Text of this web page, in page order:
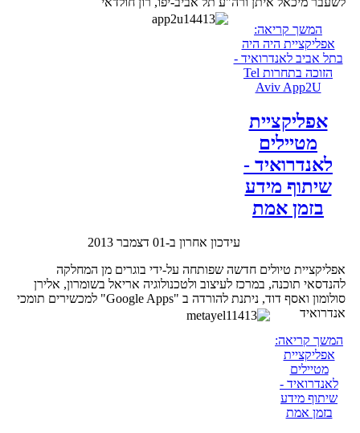
המשך קריאה:
אפליקציית היה היה
בתל אביב לאנדרואיד -
הזוכה בתחרות Tel
Aviv App2U
אפליקציית
מטיילים
לאנדרואיד -
שיתוף מידע
בזמן אמת
עידכון אחרון ב-01 דצמבר 2013
אפליקציית טיולים חדשה שפותחה על-ידי בוגרים מן המחלקה
להנדסאי תוכנה, במרכז לעיצוב ולטכנולוגיה אריאל בשומרון, אלירן
סולומון ואסף דוד, ניתנת להורדה ב "Google Apps" למכשירים תומכי
אנדרואיד
המשך קריאה:
אפליקציית
מטיילים
לאנדרואיד -
שיתוף מידע
בזמן אמת